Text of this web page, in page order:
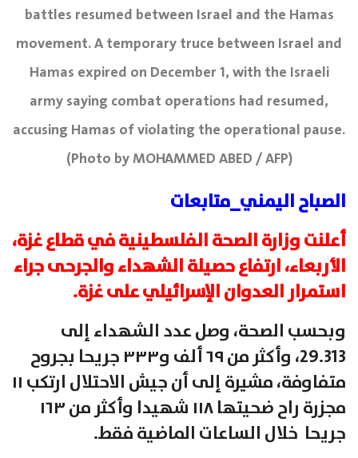
battles resumed between Israel and the Hamas
movement. A temporary truce between Israel and
Hamas expired on December 1, with the Israeli
army saying combat operations had resumed,
accusing Hamas of violating the operational pause.
(Photo by MOHAMMED ABED / AFP)
الصباح اليمني_متابعات
أعلنت وزارة الصحة الفلسطينية في قطاع غزة،
الأربعاء، ارتفاع حصيلة الشهداء والجرحى جراء
استمرار العدوان الإسرائيلي على غزة.
وبحسب الصحة، وصل عدد الشهداء إلى
29.313، وأكثر من ٦٩ ألف و٣٣٣ جريحا بجروح
متفاوفة، مشيرة إلى أن جيش الاحتلال ارتكب ١١
مجزرة راح ضحيتها ١١٨ شهيدا وأكثر من ١٦٣
جريحا خلال الساعات الماضية فقط.